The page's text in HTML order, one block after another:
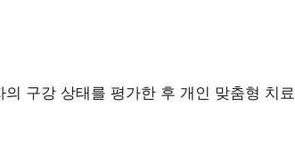
구강 상태를 평가한 후 개인 맞춤형 치료